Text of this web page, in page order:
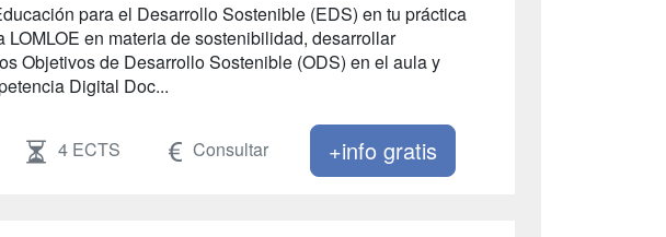
para el Desarrollo Sostenible (EDS) en tu práctica
en materia de sostenibilidad, desarrollar
Objetivos de Desarrollo Sostenible (ODS) en el aula y
Digital Doc...
4 ECTS Consultar +info gratis